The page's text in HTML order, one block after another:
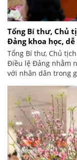
Tổng Bí thư, Chủ
Đảng khoa học,
Tổng Bí thư, Chủ
Điều lệ Đảng nhằm
với nhân dân trong